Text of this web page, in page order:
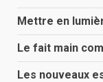
Mettre en
Le fait main
Les nouveaux